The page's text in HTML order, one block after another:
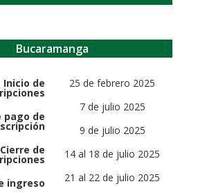
Bucaramanga
Inicio de
pago de
Cierre de
ingreso
25 de febrero 2025
7 de julio 2025
9 de julio 2025
14 al 18 de julio 2025
21 al 22 de julio 2025